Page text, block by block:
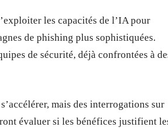
les capacités de l’IA pour
de phishing plus sophistiquées.
de sécurité, déjà confrontées à
mais des interrogations sur
évaluer si les bénéfices justifient